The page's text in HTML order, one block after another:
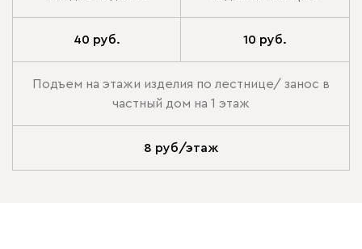
40 руб. 10 руб.
Подъем на этажи изделия по лестнице/ занос в
частный дом на 1 этаж
8 руб/этаж